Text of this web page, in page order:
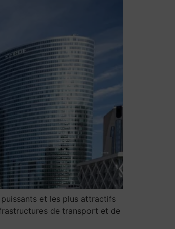
puissants et les plus attractifs
de transport et de